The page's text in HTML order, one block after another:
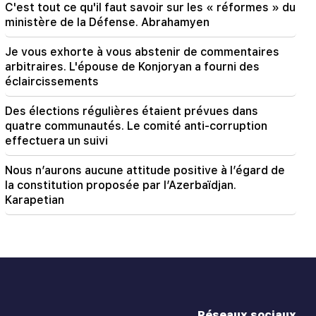
C'est tout ce qu'il faut savoir sur les « réformes » du
ministère de la Défense. Abrahamyen
Je vous exhorte à vous abstenir de commentaires
arbitraires. L'épouse de Konjoryan a fourni des
éclaircissements
Des élections régulières étaient prévues dans
quatre communautés. Le comité anti-corruption
effectuera un suivi
Nous n’aurons aucune attitude positive à l’égard de
la constitution proposée par l’Azerbaïdjan.
Karapetian